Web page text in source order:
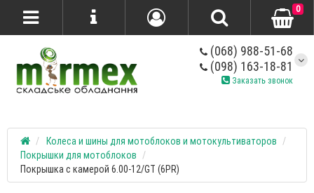
(068) 988-51-68
(098) 163-18-81
Заказать звонок
0
Колеса и шины для мотоблоков и мотокультиваторов
Покрышки для мотоблоков
Покрышка с камерой 6.00-12/GT (6PR)